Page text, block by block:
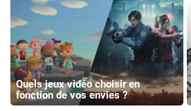
Quels jeux vidéo choisir en
fonction de vos envies ?